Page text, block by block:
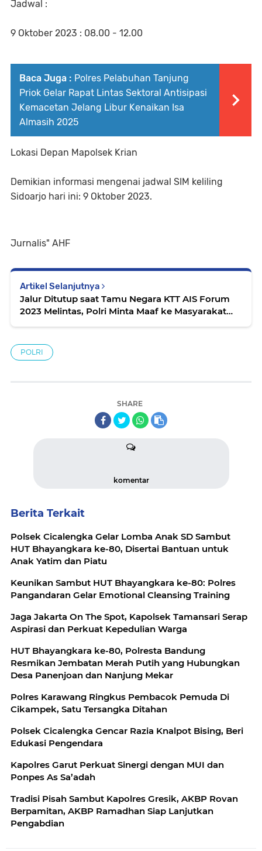
Jadwal :
9 Oktober 2023 : 08.00 - 12.00
Baca Juga : Polres Pelabuhan Tanjung
Priok Gelar Rapat Lintas Sektoral Antisipasi
Kemacetan Jelang Libur Kenaikan Isa
Almasih 2025
Lokasi Depan Mapolsek Krian
Demikian informasi mengenai jadwal SIM keliling
Sidoarjo hari ini: 9 Oktober 2023.
Jurnalis" AHF
Artikel Selanjutnya
Jalur Ditutup saat Tamu Negara KTT AIS Forum
2023 Melintas, Polri Minta Maaf ke Masyarakat
POLRI
SHARE
komentar
Berita Terkait
Polsek Cicalengka Gelar Lomba Anak SD Sambut
HUT Bhayangkara ke-80, Disertai Bantuan untuk
Anak Yatim dan Piatu
Keunikan Sambut HUT Bhayangkara ke-80: Polres
Pangandaran Gelar Emotional Cleansing Training
Jaga Jakarta On The Spot, Kapolsek Tamansari Serap
Aspirasi dan Perkuat Kepedulian Warga
HUT Bhayangkara ke-80, Polresta Bandung
Resmikan Jembatan Merah Putih yang Hubungkan
Desa Panenjoan dan Nanjung Mekar
Polres Karawang Ringkus Pembacok Pemuda Di
Cikampek, Satu Tersangka Ditahan
Polsek Cicalengka Gencar Razia Knalpot Bising, Beri
Edukasi Pengendara
Kapolres Garut Perkuat Sinergi dengan MUI dan
Ponpes As Sa’adah
Tradisi Pisah Sambut Kapolres Gresik, AKBP Rovan
Berpamitan, AKBP Ramadhan Siap Lanjutkan
Pengabdian